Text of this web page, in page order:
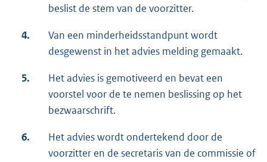
beslist de stem van de voorzitter.
4.
Van een minderheidsstandpunt wordt
desgewenst in het advies melding gemaakt.
5.
Het advies is gemotiveerd en bevat een
voorstel voor de te nemen beslissing op het
bezwaarschrift.
6.
Het advies wordt ondertekend door de
voorzitter en de secretaris van de commissie of